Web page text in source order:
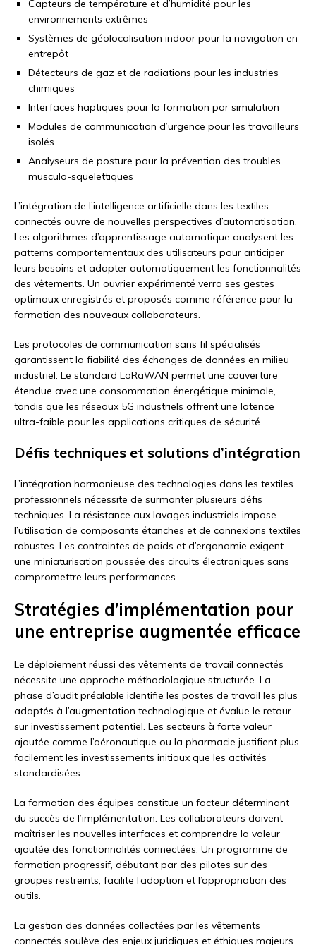
Capteurs de température et d’humidité pour les
environnements extrêmes
Systèmes de géolocalisation indoor pour la navigation en
entrepôt
Détecteurs de gaz et de radiations pour les industries
chimiques
Interfaces haptiques pour la formation par simulation
Modules de communication d’urgence pour les travailleurs
isolés
Analyseurs de posture pour la prévention des troubles
musculo-squelettiques
L’intégration de l’intelligence artificielle dans les textiles
connectés ouvre de nouvelles perspectives d’automatisation.
Les algorithmes d’apprentissage automatique analysent les
patterns comportementaux des utilisateurs pour anticiper
leurs besoins et adapter automatiquement les fonctionnalités
des vêtements. Un ouvrier expérimenté verra ses gestes
optimaux enregistrés et proposés comme référence pour la
formation des nouveaux collaborateurs.
Les protocoles de communication sans fil spécialisés
garantissent la fiabilité des échanges de données en milieu
industriel. Le standard LoRaWAN permet une couverture
étendue avec une consommation énergétique minimale,
tandis que les réseaux 5G industriels offrent une latence
ultra-faible pour les applications critiques de sécurité.
Défis techniques et solutions d’intégration
L’intégration harmonieuse des technologies dans les textiles
professionnels nécessite de surmonter plusieurs défis
techniques. La résistance aux lavages industriels impose
l’utilisation de composants étanches et de connexions textiles
robustes. Les contraintes de poids et d’ergonomie exigent
une miniaturisation poussée des circuits électroniques sans
compromettre leurs performances.
Stratégies d’implémentation pour
une entreprise augmentée efficace
Le déploiement réussi des vêtements de travail connectés
nécessite une approche méthodologique structurée. La
phase d’audit préalable identifie les postes de travail les plus
adaptés à l’augmentation technologique et évalue le retour
sur investissement potentiel. Les secteurs à forte valeur
ajoutée comme l’aéronautique ou la pharmacie justifient plus
facilement les investissements initiaux que les activités
standardisées.
La formation des équipes constitue un facteur déterminant
du succès de l’implémentation. Les collaborateurs doivent
maîtriser les nouvelles interfaces et comprendre la valeur
ajoutée des fonctionnalités connectées. Un programme de
formation progressif, débutant par des pilotes sur des
groupes restreints, facilite l’adoption et l’appropriation des
outils.
La gestion des données collectées par les vêtements
connectés soulève des enjeux juridiques et éthiques majeurs.